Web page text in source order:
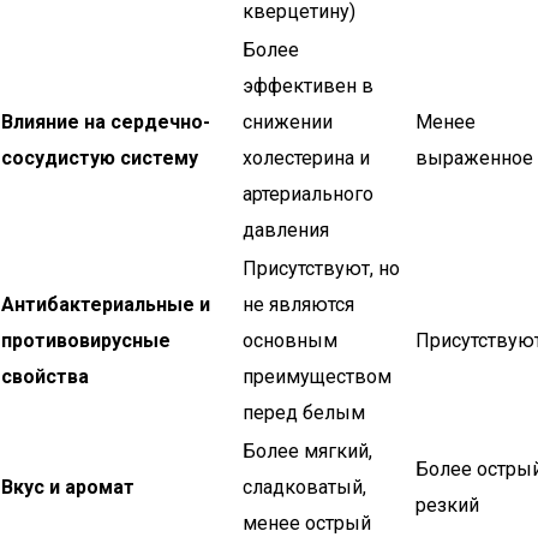
кверцетину)
Влияние на сердечно-
сосудистую систему
Более
эффективен в
снижении
холестерина и
артериального
давления
Менее
выраженное
Антибактериальные и
противовирусные
свойства
Присутствуют, но
не являются
основным
преимуществом
перед белым
Вкус и аромат
Более мягкий,
сладковатый,
менее острый
Более
резкий